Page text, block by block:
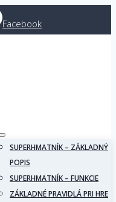
Facebook
SUPERHMATNÍK – ZÁKLADNÝ
POPIS
SUPERHMATNÍK – FUNKCIE
ZÁKLADNÉ PRAVIDLÁ PRI HRE